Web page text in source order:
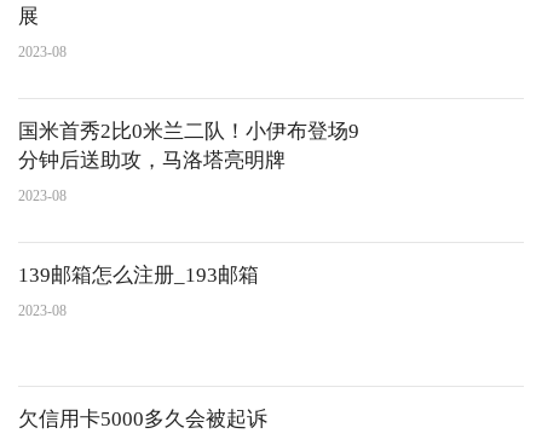
展
2023-08
国米首秀2比0米兰二队！小伊布登场9
分钟后送助攻，马洛塔亮明牌
2023-08
139邮箱怎么注册_193邮箱
2023-08
欠信用卡5000多久会被起诉